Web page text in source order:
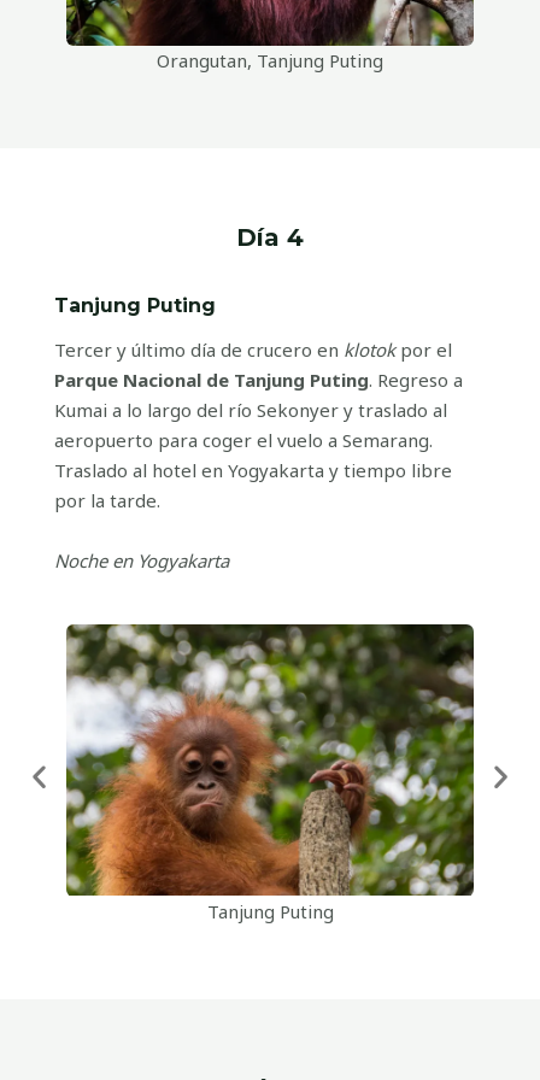
Orangutan, Tanjung Puting
Día 4
Tanjung Puting
Tercer y último día de crucero en klotokpor el
Parque Nacional de Tanjung Puting. Regreso a
Kumai a lo largo del río Sekonyer y traslado al
aeropuerto para coger el vuelo a Semarang.
Traslado al hotel en Yogyakarta y tiempo libre
por la tarde.
Noche en Yogyakarta
Tanjung Puting